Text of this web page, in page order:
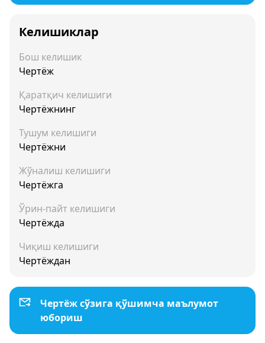
Келишиклар
Бош келишик
Чертёж
Қаратқич келишиги
Чертёжнинг
Тушум келишиги
Чертёжни
Жўналиш келишиги
Чертёжга
Ўрин-пайт келишиги
Чертёжда
Чиқиш келишиги
Чертёждан
Чертёж сўзига қўшимча маълумот
юбориш